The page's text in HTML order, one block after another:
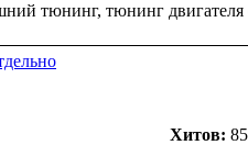
тюнинг, тюнинг
Хитов: